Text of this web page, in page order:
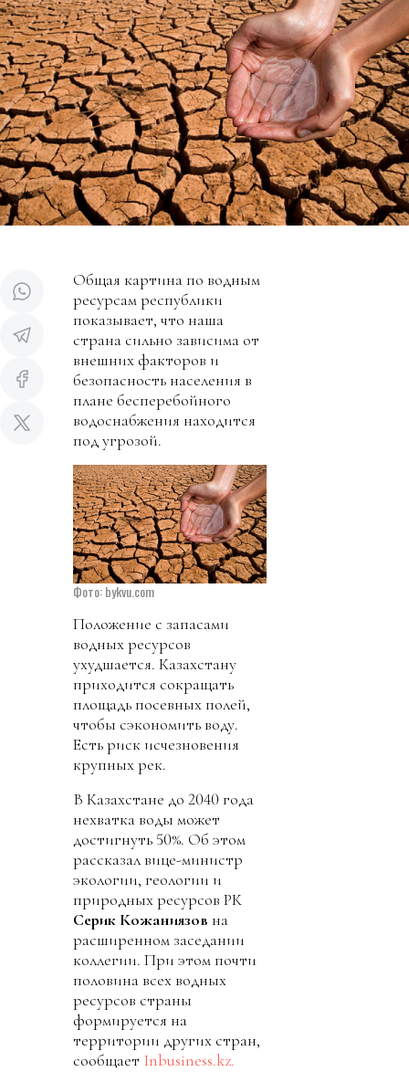
Общая картина по водным
ресурсам республики
показывает, что наша
страна сильно зависима от
внешних факторов и
безопасность населения в
плане бесперебойного
водоснабжения находится
под угрозой.
Фото: bykvu.com
Положение с запасами
водных ресурсов
ухудшается. Казахстану
приходится сокращать
площадь посевных полей,
чтобы сэкономить воду.
Есть риск исчезновения
крупных рек.
В Казахстане до 2040 года
нехватка воды может
достигнуть 50%. Об этом
рассказал вице-министр
экологии, геологии и
природных ресурсов РК
Серик Кожаниязов на
расширенном заседании
коллегии. При этом почти
половина всех водных
ресурсов страны
формируется на
территории других стран,
сообщает Inbusiness.kz.